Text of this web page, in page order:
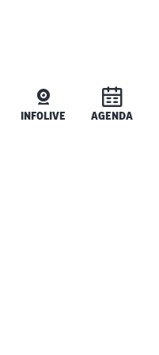
INFOLIVE AGENDA